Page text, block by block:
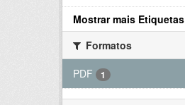
Mostrar mais Etiquetas
Formatos
PDF
1